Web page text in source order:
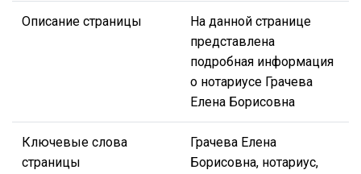
Описание страницы
На данной странице
представлена
подробная информация
о нотариусе Грачева
Елена Борисовна
Ключевые слова
страницы
Грачева Елена
Борисовна, нотариус,